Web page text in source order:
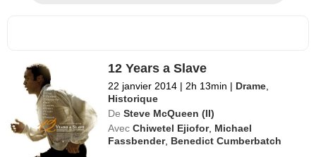
12 Years a Slave
22 janvier 2014 | 2h 13min | Drame
Historique
De Steve McQueen (II)
Avec Chiwetel Ejiofor, Michael
Fassbender, Benedict Cumberbatch